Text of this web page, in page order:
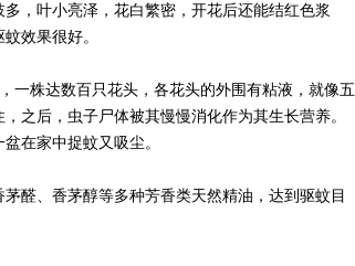
，叶小亮泽，花白繁密，开花后还能结红色浆
效果很好。
一株达数百只花头，各花头的外围有粘液，就像五
之后，虫子尸体被其慢慢消化作为其生长营养。
在家中捉蚊又吸尘。
醛、香茅醇等多种芳香类天然精油，达到驱蚊目